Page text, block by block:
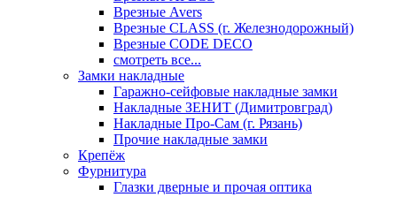
Врезные Avers
Врезные CLASS (г. Железнодорожный)
Врезные CODE DECO
смотреть все...
Замки накладные
Гаражно-сейфовые накладные замки
Накладные ЗЕНИТ (Димитровград)
Накладные Про-Сам (г. Рязань)
Прочие накладные замки
Крепёж
Фурнитура
Глазки дверные и прочая оптика